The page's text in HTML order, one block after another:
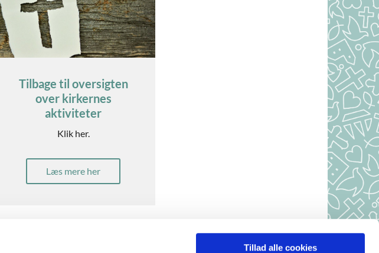
Tillad alle cookies
Tilbage til oversigten
over kirkernes
aktiviteter
Klik her.
Læs mere her